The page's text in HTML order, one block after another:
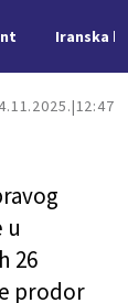
Iranska
4.11.2025. 12:47
u
26
prodor